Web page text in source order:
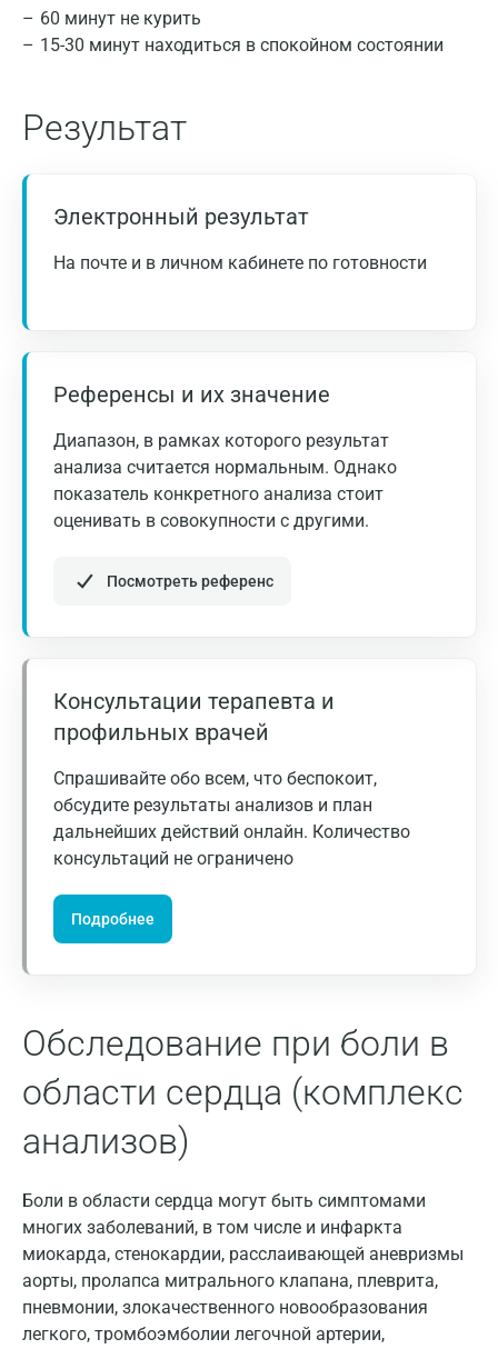
60 минут не курить
15-30 минут находиться в спокойном состоянии
Результат
Электронный результат
На почте и в личном кабинете по готовности
Референсы и их значение
Диапазон, в рамках которого результат
анализа считается нормальным. Однако
показатель конкретного анализа стоит
оценивать в совокупности с другими.
Посмотреть референс
Результаты исследования должны
срочно обратитесь к врачу.
Консультации терапевта и
профильных врачей
Спрашивайте обо всем, что беспокоит,
обсудите результаты анализов и план
дальнейших действий онлайн. Количество
консультаций не ограничено
Подробнее
Обследование при боли в
области сердца (комплекс
анализов)
Боли в области сердца могут быть симптомами
многих заболеваний, в том числе и инфаркта
миокарда, стенокардии, расслаивающей аневризмы
аорты, пролапса митрального клапана, плеврита,
пневмонии, злокачественного новообразования
легкого, тромбоэмболии легочной артерии,
Казань
Апрелевка
Армавир
Астрахань
Барнаул
Видное
Волгоград
Волжский
Воронеж
Всеволожск
Геленджик
Голубое
Дзержинск
Дзержинский
Дмитров
Долгопрудный
Домодедово